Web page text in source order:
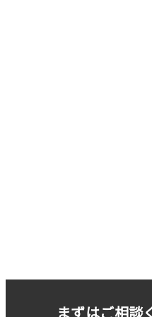
まずはご相談